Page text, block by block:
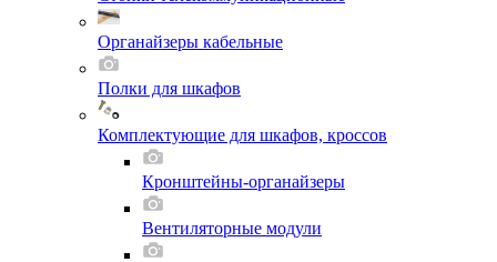
Органайзеры кабельные
Полки для шкафов
Комплектующие для шкафов, кроссов
Кронштейны-органайзеры
Вентиляторные модули